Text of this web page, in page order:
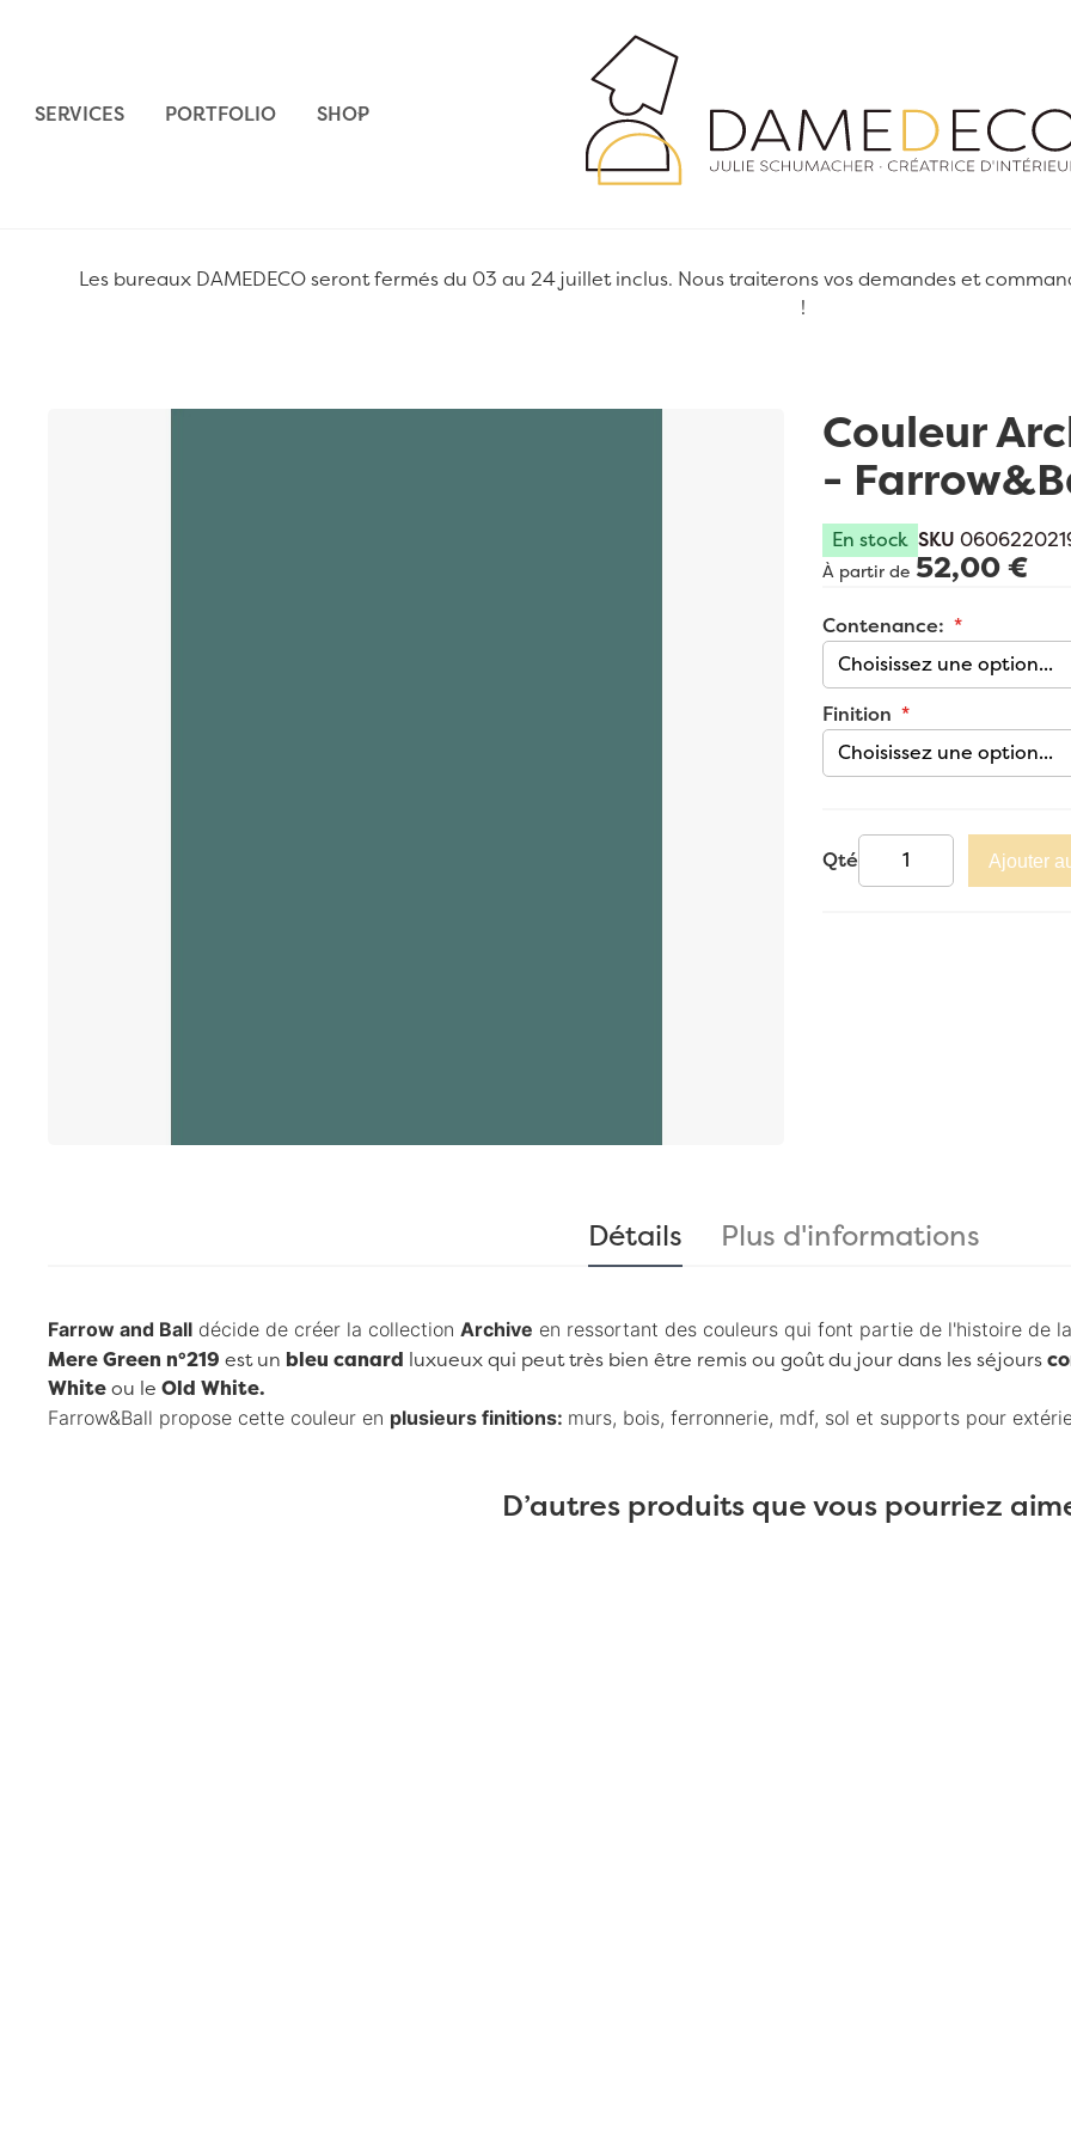
SERVICES PORTFOLIO SHOP
Les bureaux DAMEDECO seront fermés du 03 au 24 juillet inclus. Nous traiterons vos demandes et
!
Couleur
-
En stock SKU
À partir de 52,00 €
Contenance:
Finition
Qté Ajouter
Détails
Farrow and Ball décide de créer la collection Archive en ressortant des couleurs qui font partie de l'histoire de
Mere Green n°219 est un bleu canard luxueux qui peut très bien être remis ou goût du jour dans les séjours
White ou le Old White.
Farrow&Ball propose cette couleur en plusieurs finitions: murs, bois, ferronnerie, mdf, sol et supports pour
Plus d'informations
D’autres produits que vous pourriez